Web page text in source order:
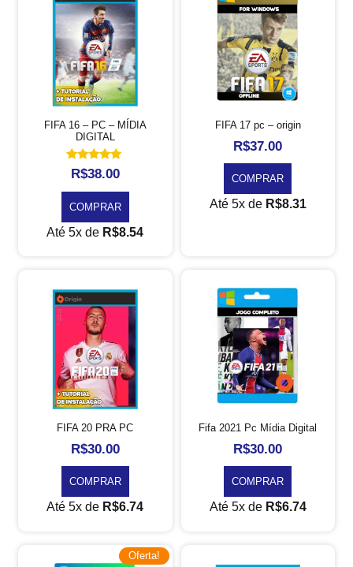
FIFA 16 – PC – MÍDIA
DIGITAL
Avaliação
5.00
de 5
R$38.00
COMPRAR
Até 5x de R$8.54
FIFA 17 pc – origin
R$37.00
COMPRAR
Até 5x de R$8.31
FIFA 20 PRA PC
R$30.00
COMPRAR
Até 5x de R$6.74
Fifa 2021 Pc Mídia Digital
R$30.00
COMPRAR
Até 5x de R$6.74
Oferta!